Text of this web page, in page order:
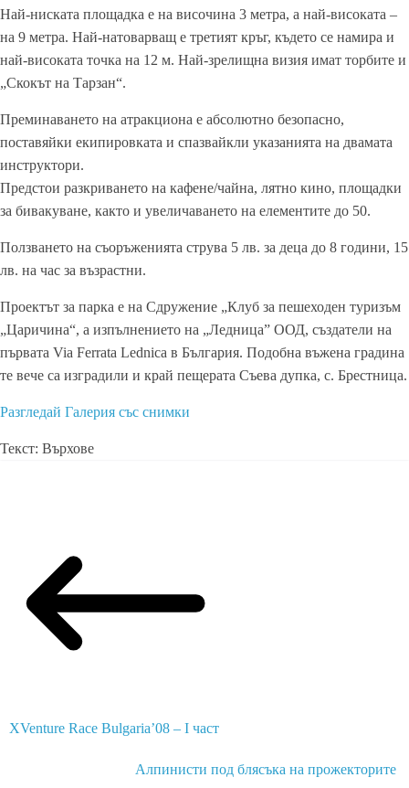
Най-ниската площадка е на височина 3 метра, а най-високата –
на 9 метра. Най-натоварващ е третият кръг, където се намира и
най-високата точка на 12 м. Най-зрелищна визия имат торбите и
„Скокът на Тарзан“.
Преминаването на атракциона е абсолютно безопасно,
поставяйки екипировката и спазвайкли указанията на двамата
инструктори.
Предстои разкриването на кафене/чайна, лятно кино, площадки
за бивакуване, както и увеличаването на елементите до 50.
Ползването на съоръженията струва 5 лв. за деца до 8 години, 15
лв. на час за възрастни.
Проектът за парка е на Сдружение „Клуб за пешеходен туризъм
„Царичина“, а изпълнението на „Ледница” ООД, създатели на
първата Via Ferrata Lednica в България. Подобна въжена градина
те вече са изградили и край пещерата Съева дупка, с. Брестница.
Разгледай Галерия със снимки
Текст: Върхове
XVenture Race Bulgaria’08 – I част
Алпинисти под блясъка на прожекторите